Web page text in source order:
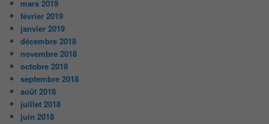
mars 2019
février 2019
janvier 2019
décembre 2018
novembre 2018
octobre 2018
septembre 2018
août 2018
juillet 2018
juin 2018